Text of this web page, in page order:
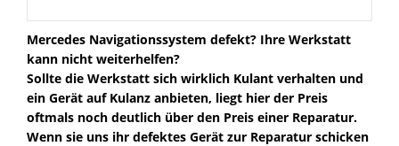
Mercedes Navigationssystem defekt? Ihre Werkstatt
kann nicht weiterhelfen?
Sollte die Werkstatt sich wirklich Kulant verhalten und
ein Gerät auf Kulanz anbieten, liegt hier der Preis
oftmals noch deutlich über den Preis einer Reparatur.
Wenn sie uns ihr defektes Gerät zur Reparatur schicken